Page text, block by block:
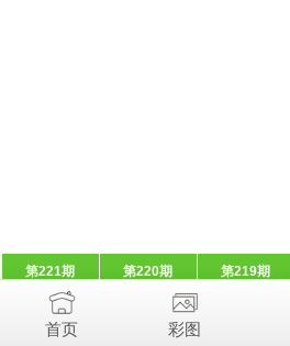
第221期 第220期 第219期
首页 彩图